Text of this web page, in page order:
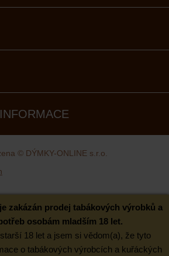
© DÝMKY-ONLINE s.r.o.
zakázán prodej tabákových výrobků a
osobám mladším 18 let.
18 let a jsem si vědom(a), že tyto
o tabákových výrobcích a kuřáckých